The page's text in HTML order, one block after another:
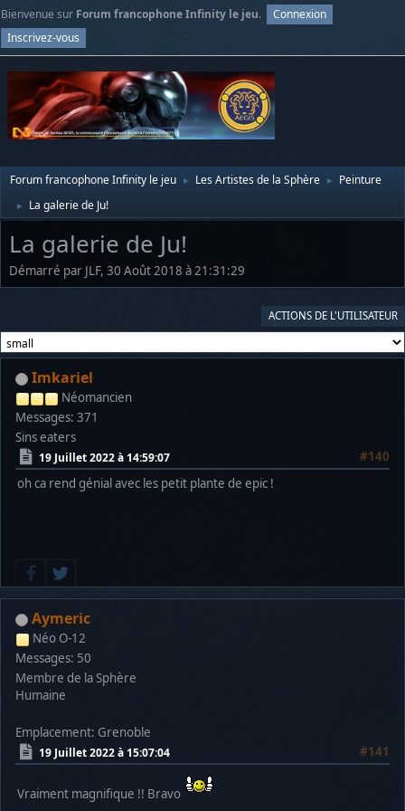
Bienvenue sur Forum francophone Infinity le jeu.
Connexion
Inscrivez-vous
Forum francophone Infinity le jeu ► Les Artistes de la Sphère ► Peinture
► La galerie de Ju!
La galerie de Ju!
Démarré par JLF, 30 Août 2018 à 21:31:29
ACTIONS DE L'UTILISATEUR
Imkariel
Néomancien
Messages: 371
Sins eaters
19 Juillet 2022 à 14:59:07
#140
oh ca rend génial avec les petit plante de epic !
Aymeric
Néo O-12
Messages: 50
Membre de la Sphère
Humaine
Emplacement: Grenoble
19 Juillet 2022 à 15:07:04 #141
Vraiment magnifique !! Bravo